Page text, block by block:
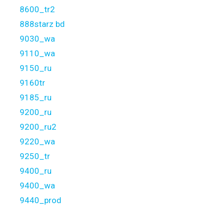
8600_tr2
888starz bd
9030_wa
9110_wa
9150_ru
9160tr
9185_ru
9200_ru
9200_ru2
9220_wa
9250_tr
9400_ru
9400_wa
9440_prod